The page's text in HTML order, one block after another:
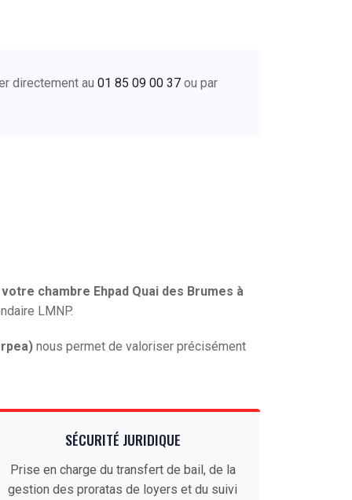
directement au 01 85 09 00 37 ou par
chambre Ehpad Quai des Brumes à
LMNP.
nous permet de valoriser précisément
SÉCURITÉ JURIDIQUE
Prise en charge du transfert de bail, de la
gestion des proratas de loyers et du suivi